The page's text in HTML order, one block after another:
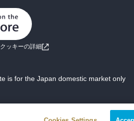
クッキーの詳細
is for the Japan domestic market only